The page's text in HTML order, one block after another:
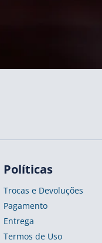
Políticas
Trocas e Devoluções
Pagamento
Entrega
Termos de Uso